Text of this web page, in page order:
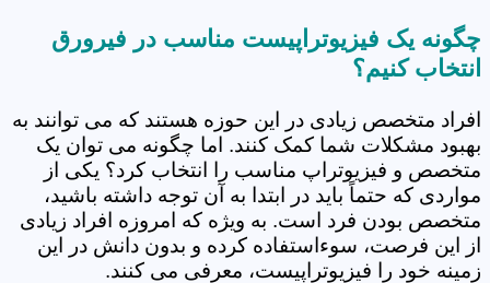
چگونه یک فیزیوتراپیست مناسب در فیرورق
انتخاب کنیم؟
افراد متخصص زیادی در این حوزه هستند که می توانند به
بهبود مشکلات شما کمک کنند. اما چگونه می توان یک
متخصص و فیزیوتراپ مناسب را انتخاب کرد؟ یکی از
مواردی که حتماً باید در ابتدا به آن توجه داشته باشید،
متخصص بودن فرد است. به ویژه که امروزه افراد زیادی
از این فرصت، سوءاستفاده کرده و بدون دانش در این
زمینه خود را فیزیوتراپیست، معرفی می کنند.